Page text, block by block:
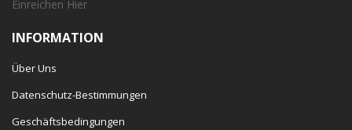
Einreichen Hier
INFORMATION
Über Uns
Datenschutz-Bestimmungen
Geschäftsbedingungen